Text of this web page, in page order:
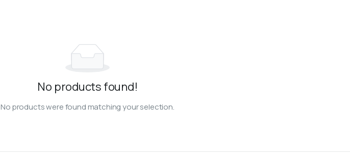
No products found!
No products were found matching your selection.